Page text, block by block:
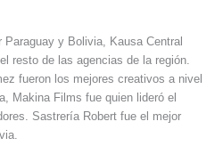
Paraguay y Bolivia, Kausa Central
resto de las agencias de la región.
fueron los mejores creativos a nivel
Makina Films fue quien lideró el
Sastrería Robert fue el mejor